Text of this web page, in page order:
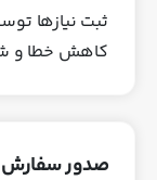
ثبت نیازها
کاهش خطا و
صدور سفارش